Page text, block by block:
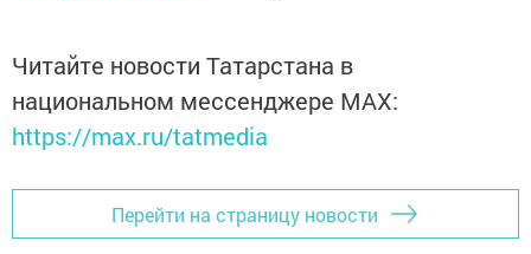
Читайте новости Татарстана в
национальном мессенджере MАХ:
https://max.ru/tatmedia
Перейти на страницу новости